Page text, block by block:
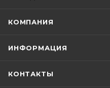
КОМПАНИЯ
ИНФОРМАЦИЯ
КОНТАКТЫ